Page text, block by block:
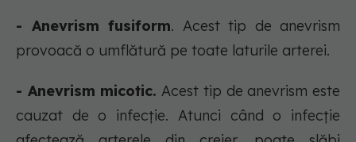
- Anevrism fusiform. Acest tip de anevrism
provoacă o umflătură pe toate laturile arterei.
- Anevrism micotic. Acest tip de anevrism este
cauzat de o infecție. Atunci când o infecție